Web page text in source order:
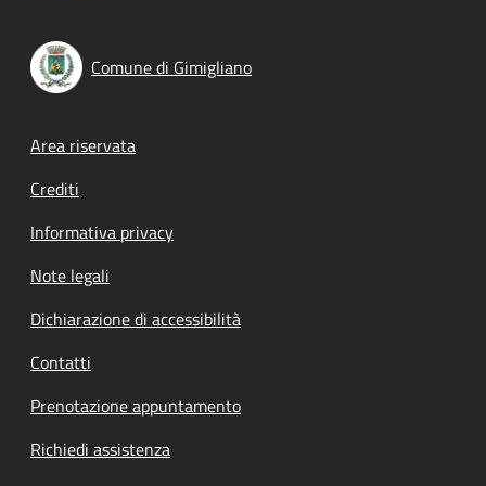
Comune di Gimigliano
Footer menu
Area riservata
Crediti
Informativa privacy
Note legali
Dichiarazione di accessibilità
Contatti
Prenotazione appuntamento
Richiedi assistenza